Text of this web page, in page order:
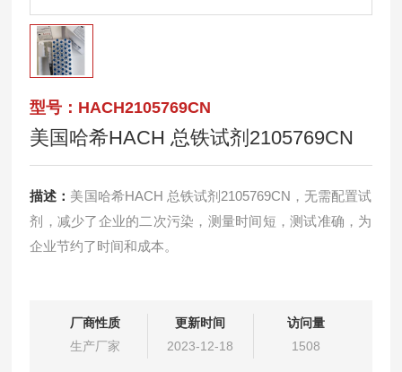
型号：HACH2105769CN
美国哈希HACH 总铁试剂2105769CN
描述： 美国哈希HACH 总铁试剂2105769CN，无需配置试
剂，减少了企业的二次污染，测量时间短，测试准确，为
企业节约了时间和成本。
厂商性质
生产厂家
更新时间
2023-12-18
访问量
1508